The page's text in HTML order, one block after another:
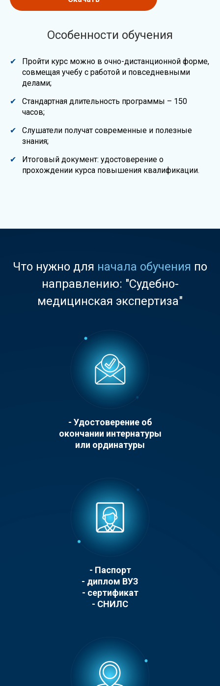
Особенности обучения
Пройти курс можно в очно-дистанционной форме,
совмещая учебу с работой и повседневными
делами;
Стандартная длительность программы – 150
часов;
Слушатели получат современные и полезные
знания;
Итоговый документ: удостоверение о
прохождении курса повышения квалификации.
Что нужно для начала обучения по
направлению: "Судебно-
медицинская экспертиза"
- Удостоверение об
окончании интернатуры
или ординатуры
- Паспорт
- диплом ВУЗ
- cертификат
- СНИЛС